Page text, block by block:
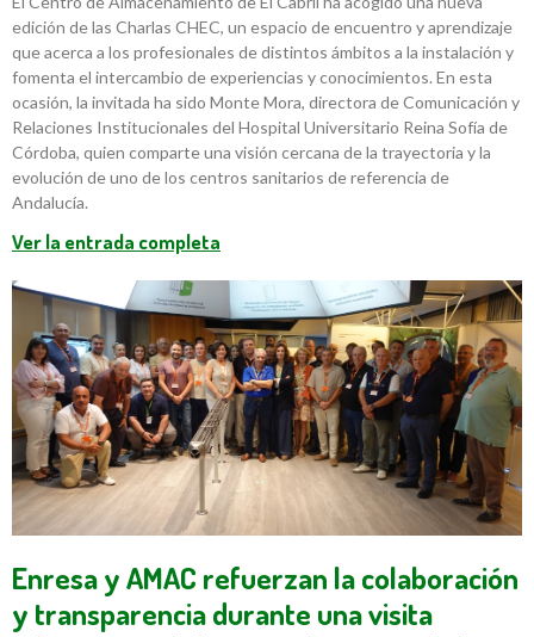
edición de las Charlas CHEC, un espacio de encuentro y aprendizaje
que acerca a los profesionales de distintos ámbitos a la instalación y
fomenta el intercambio de experiencias y conocimientos. En esta
ocasión, la invitada ha sido Monte Mora, directora de Comunicación y
Relaciones Institucionales del Hospital Universitario Reina Sofía de
Córdoba, quien comparte una visión cercana de la trayectoria y la
evolución de uno de los centros sanitarios de referencia de
Andalucía.
Ver la entrada completa
Enresa y AMAC refuerzan la colaboración
y transparencia durante una visita